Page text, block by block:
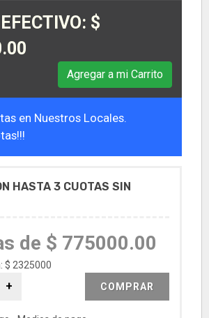
$
Agregar a mi Carrito
en Nuestros Locales.
HASTA 3 CUOTAS SIN
de $ 775000.00
$ 2325000
COMPRAR